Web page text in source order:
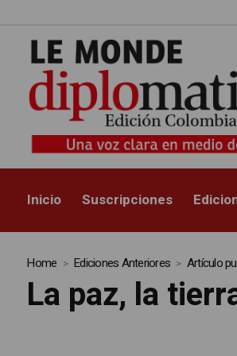
Inicio Suscripciones
Home Ediciones Anteriores Artículo
La paz, la